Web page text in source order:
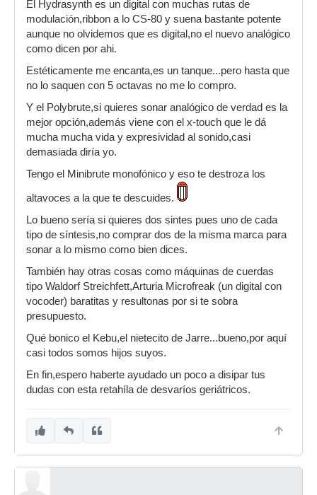
El Hydrasynth es un digital con muchas rutas de
modulación,ribbon a lo CS-80 y suena bastante potente
aunque no olvidemos que es digital,no el nuevo analógico
como dicen por ahi.
Estéticamente me encanta,es un tanque...pero hasta que
no lo saquen con 5 octavas no me lo compro.
Y el Polybrute,si quieres sonar analógico de verdad es la
mejor opción,además viene con el x-touch que le dá
mucha mucha vida y expresividad al sonido,casi
demasiada diría yo.
Tengo el Minibrute monofónico y eso te destroza los
altavoces a la que te descuides.
Lo bueno sería si quieres dos sintes pues uno de cada
tipo de síntesis,no comprar dos de la misma marca para
sonar a lo mismo como bien dices.
También hay otras cosas como máquinas de cuerdas
tipo Waldorf Streichfett,Arturia Microfreak (un digital con
vocoder) baratitas y resultonas por si te sobra
presupuesto.
Qué bonico el Kebu,el nietecito de Jarre...bueno,por aquí
casi todos somos hijos suyos.
En fin,espero haberte ayudado un poco a disipar tus
dudas con esta retahíla de desvaríos geriátricos.